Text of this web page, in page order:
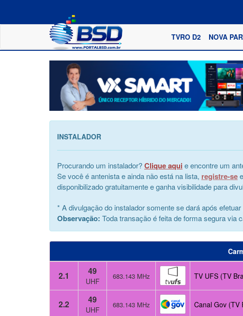
TVRO D2 NOVA
INSTALADOR
Procurando um instalador?Clique aqui e encontre um
Se você é antenista e ainda não está na lista, registre-se
disponibilizado gratuitamente e ganha visibilidade para
* A divulgação do instalador somente se dará após
Observação: Toda transação é feita de forma segura via
2.1 49
UHF
683.143 MHz TV UFS (TV
2.2 49
UHF
683.143 MHz Canal Gov (TV